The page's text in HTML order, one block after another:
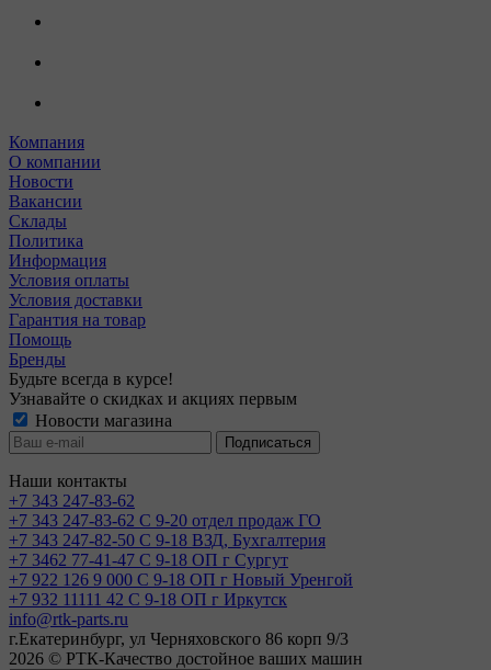
Компания
О компании
Новости
Вакансии
Склады
Политика
Информация
Условия оплаты
Условия доставки
Гарантия на товар
Помощь
Бренды
Будьте всегда в курсе!
Узнавайте о скидках и акциях первым
Новости магазина
Наши контакты
+7 343 247-83-62
+7 343 247-83-62 С 9-20 отдел продаж ГО
+7 343 247-82-50 С 9-18 ВЗД, Бухгалтерия
+7 3462 77-41-47 С 9-18 ОП г Сургут
+7 922 126 9 000 С 9-18 ОП г Новый Уренгой
+7 932 11111 42 С 9-18 ОП г Иркутск
info@rtk-parts.ru
г.Екатеринбург, ул Черняховского 86 корп 9/3
2026 © РТК-Качество достойное ваших машин